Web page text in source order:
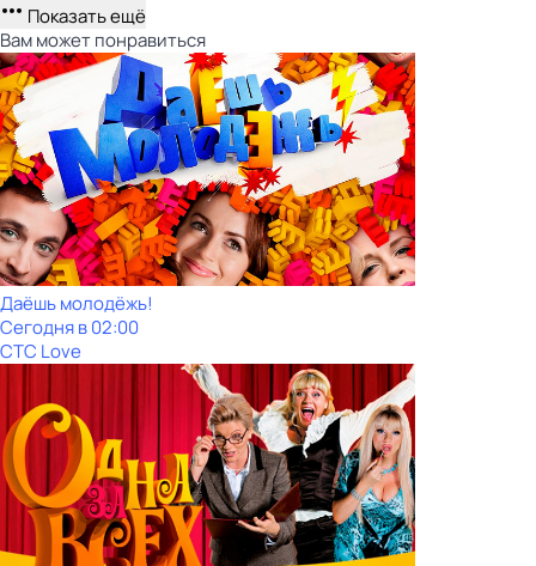
Показать ещё
Вам может понравиться
Даёшь молодёжь!
Сегодня в 02:00
СТС Love